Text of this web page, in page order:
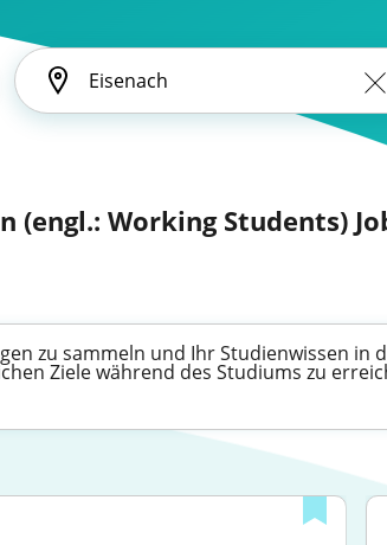
Working Students)
zu sammeln und Ihr Studienwissen in
Ziele während des Studiums zu